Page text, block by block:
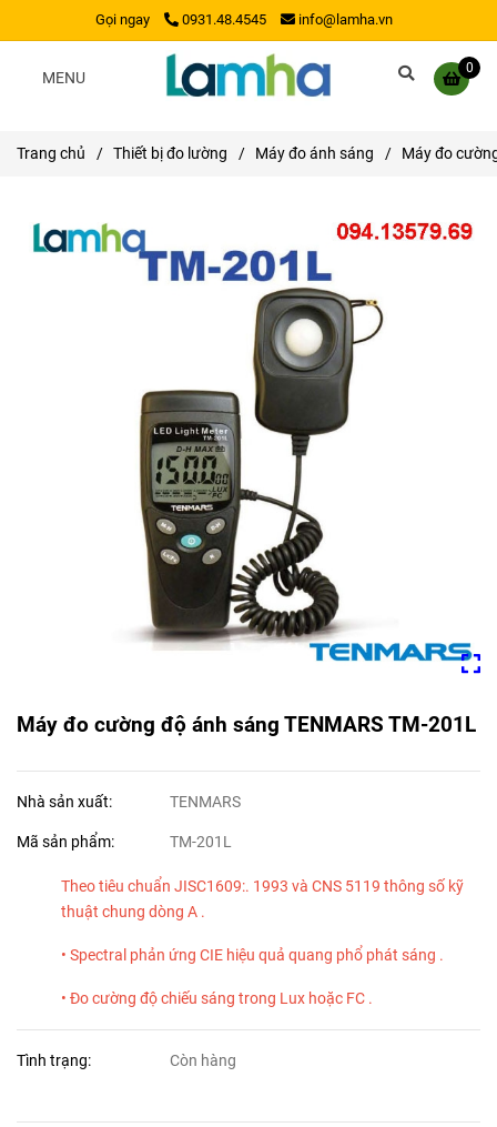
Gọi ngay 0931.48.4545 info@lamha.vn
0
MENU
Trang chủ / Thiết bị đo lường / Máy đo ánh sáng / Máy đo
Máy đo cường độ ánh sáng TENMARS TM-201L
Nhà sản xuất: TENMARS
Mã sản phẩm: TM-201L
Theo tiêu chuẩn JISC1609:. 1993 và CNS 5119 thông số kỹ
thuật chung dòng A .
• Spectral phản ứng CIE hiệu quả quang phổ phát sáng .
• Đo cường độ chiếu sáng trong Lux hoặc FC .
Tình trạng: Còn hàng